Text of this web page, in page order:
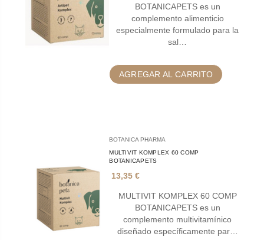
BOTANICAPETS es un
complemento alimenticio
especialmente formulado para la
sal…
AGREGAR AL CARRITO
BOTANICA PHARMA
MULTIVIT KOMPLEX 60 COMP
BOTANICAPETS
13,35 €
MULTIVIT KOMPLEX 60 COMP
BOTANICAPETS es un
complemento multivitamínico
diseñado específicamente par…